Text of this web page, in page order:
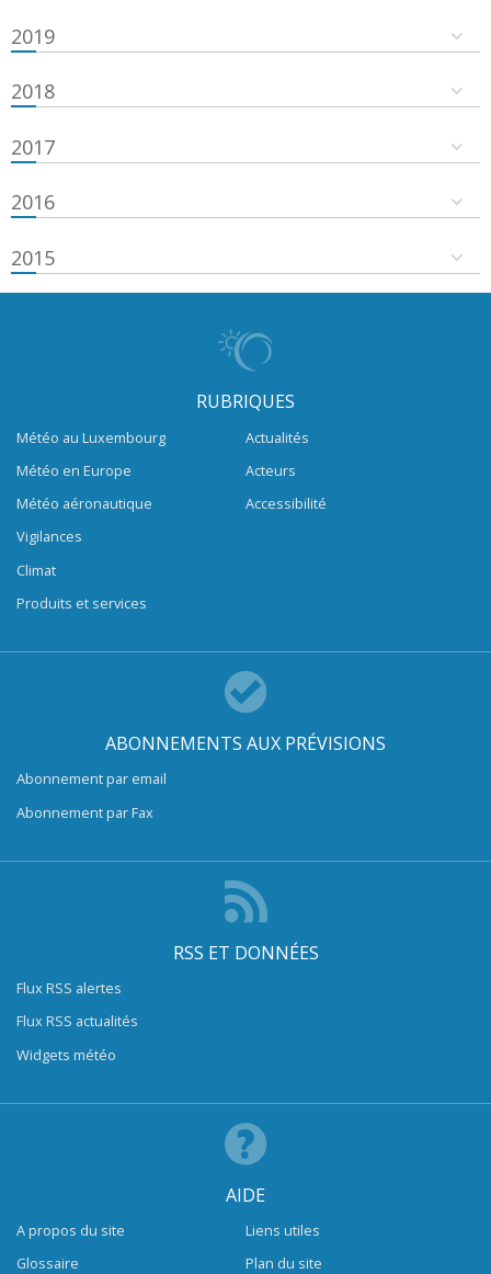
2019
2018
2017
2016
2015
RUBRIQUES
Météo au Luxembourg
Météo en Europe
Météo aéronautique
Vigilances
Climat
Produits et services
Actualités
Acteurs
Accessibilité
ABONNEMENTS AUX PRÉVISIONS
Abonnement par email
Abonnement par Fax
RSS ET DONNÉES
Flux RSS alertes
Flux RSS actualités
Widgets météo
AIDE
A propos du site
Glossaire
Liens utiles
Plan du site